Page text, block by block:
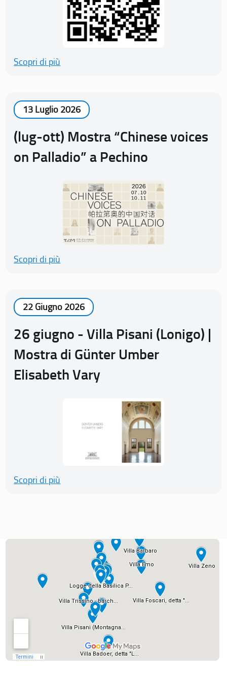
Scopri di più
13 Luglio 2026
(lug-ott) Mostra “Chinese voices
on Palladio” a Pechino
Scopri di più
22 Giugno 2026
26 giugno - Villa Pisani (Lonigo) |
Mostra di Günter Umber
Elisabeth Vary
Scopri di più